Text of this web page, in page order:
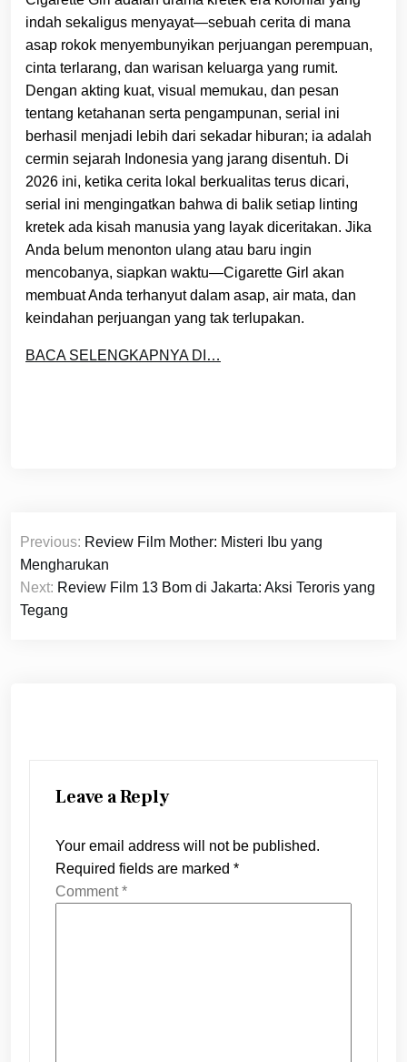
indah sekaligus menyayat—sebuah cerita di mana
asap rokok menyembunyikan perjuangan perempuan,
cinta terlarang, dan warisan keluarga yang rumit.
Dengan akting kuat, visual memukau, dan pesan
tentang ketahanan serta pengampunan, serial ini
berhasil menjadi lebih dari sekadar hiburan; ia adalah
cermin sejarah Indonesia yang jarang disentuh. Di
2026 ini, ketika cerita lokal berkualitas terus dicari,
serial ini mengingatkan bahwa di balik setiap linting
kretek ada kisah manusia yang layak diceritakan. Jika
Anda belum menonton ulang atau baru ingin
mencobanya, siapkan waktu—Cigarette Girl akan
membuat Anda terhanyut dalam asap, air mata, dan
keindahan perjuangan yang tak terlupakan.
BACA SELENGKAPNYA DI…
Post
navigation
Previous: Review Film Mother: Misteri Ibu yang
Mengharukan
Next: Review Film 13 Bom di Jakarta: Aksi Teroris yang
Tegang
Leave a Reply
Your email address will not be published.
Required fields are marked *
Comment*